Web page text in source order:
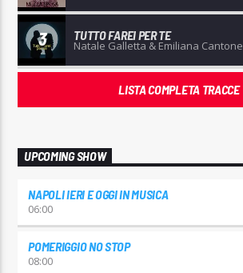
3 TUTTO FAREI PER TE
Natale Galletta & Emiliana Cantone
LISTA COMPLETA TRACCE
UPCOMING SHOW
NAPOLI IERI E OGGI IN MUSICA
06:00
POMERIGGIO NO STOP
08:00